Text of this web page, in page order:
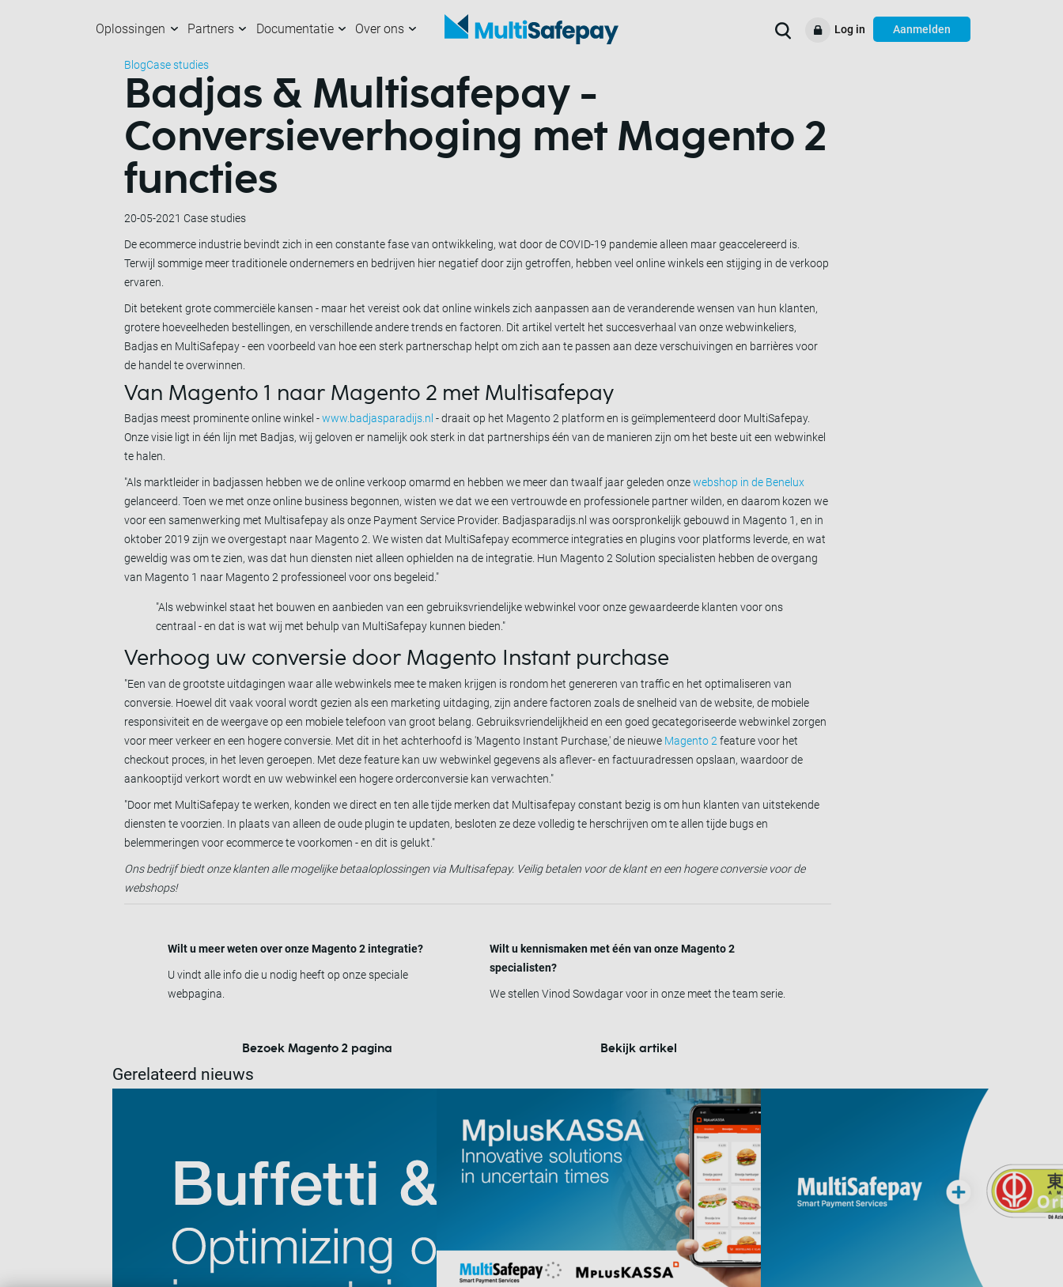
Oplossingen
Oplossingen Kanalen Aan de slag
Partners
Partners Onze partners
Samenwerken met
ons
Documentatie
Documentatie Merchants Developers
Over ons
Over ons MultiSafepay Nieuws
Log in Aanmelden
BlogCase studies
Badjas & Multisafepay -
Conversieverhoging met Magento 2
functies
20-05-2021 Case studies
De ecommerce industrie bevindt zich in een constante fase van ontwikkeling, wat door de COVID-19 pandemie alleen maar geaccelereerd is.
Terwijl sommige meer traditionele ondernemers en bedrijven hier negatief door zijn getroffen, hebben veel online winkels een stijging in de verkoop
ervaren.
Dit betekent grote commerciële kansen - maar het vereist ook dat online winkels zich aanpassen aan de veranderende wensen van hun klanten,
grotere hoeveelheden bestellingen, en verschillende andere trends en factoren. Dit artikel vertelt het succesverhaal van onze webwinkeliers,
Badjas en MultiSafepay - een voorbeeld van hoe een sterk partnerschap helpt om zich aan te passen aan deze verschuivingen en barrières voor
de handel te overwinnen.
Van Magento 1 naar Magento 2 met Multisafepay
Badjas meest prominente online winkel -www.badjasparadijs.nl - draait op het Magento 2 platform en is geïmplementeerd door MultiSafepay.
Onze visie ligt in één lijn met Badjas, wij geloven er namelijk ook sterk in dat partnerships één van de manieren zijn om het beste uit een webwinkel
te halen.
"Als marktleider in badjassen hebben we de online verkoop omarmd en hebben we meer dan twaalf jaar geleden onzewebshop in de Benelux
gelanceerd. Toen we met onze online business begonnen, wisten we dat we een vertrouwde en professionele partner wilden, en daarom kozen we
voor een samenwerking met Multisafepay als onze Payment Service Provider. Badjasparadijs.nl was oorspronkelijk gebouwd in Magento 1, en in
oktober 2019 zijn we overgestapt naar Magento 2. We wisten dat MultiSafepay ecommerce integraties en plugins voor platforms leverde, en wat
geweldig was om te zien, was dat hun diensten niet alleen ophielden na de integratie. Hun Magento 2 Solution specialisten hebben de overgang
van Magento 1 naar Magento 2 professioneel voor ons begeleid."
"Als webwinkel staat het bouwen en aanbieden van een gebruiksvriendelijke webwinkel voor onze gewaardeerde klanten voor ons
centraal - en dat is wat wij met behulp van MultiSafepay kunnen bieden."
Verhoog uw conversie door Magento Instant purchase
"Een van de grootste uitdagingen waar alle webwinkels mee te maken krijgen is rondom het genereren van traffic en het optimaliseren van
conversie. Hoewel dit vaak vooral wordt gezien als een marketing uitdaging, zijn andere factoren zoals de snelheid van de website, de mobiele
responsiviteit en de weergave op een mobiele telefoon van groot belang. Gebruiksvriendelijkheid en een goed gecategoriseerde webwinkel zorgen
voor meer verkeer en een hogere conversie. Met dit in het achterhoofd is 'Magento Instant Purchase,' de nieuwe Magento 2 feature voor het
checkout proces, in het leven geroepen. Met deze feature kan uw webwinkel gegevens als aflever- en factuuradressen opslaan, waardoor de
aankooptijd verkort wordt en uw webwinkel een hogere orderconversie kan verwachten."
"Door met MultiSafepay te werken, konden we direct en ten alle tijde merken dat Multisafepay constant bezig is om hun klanten van uitstekende
diensten te voorzien. In plaats van alleen de oude plugin te updaten, besloten ze deze volledig te herschrijven om te allen tijde bugs en
belemmeringen voor ecommerce te voorkomen - en dit is gelukt."
Ons bedrijf biedt onze klanten alle mogelijke betaaloplossingen via Multisafepay. Veilig betalen voor de klant en een hogere conversie voor de
webshops!
Wilt u meer weten over onze Magento 2 integratie?
U vindt alle info die u nodig heeft op onze speciale
webpagina.
Bezoek Magento 2 pagina
Wilt u kennismaken met één van onze Magento 2
specialisten?
We stellen Vinod Sowdagar voor in onze meet the team serie.
Bekijk artikel
Gerelateerd nieuws